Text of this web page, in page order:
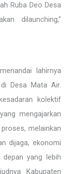
Ruba Deo Desa
dilaunching,”
lahirnya
Desa Mata Air.
kolektif
mengajarkan
melainkan
dijaga, ekonomi
yang lebih
Kabupaten